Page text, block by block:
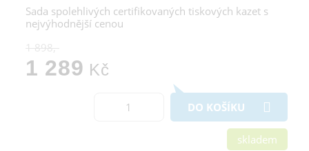
Sada spolehlivých certifikovaných tiskových kazet s
nejvýhodnější cenou
1 898,-
1 289 Kč
DO KOŠÍKU
skladem